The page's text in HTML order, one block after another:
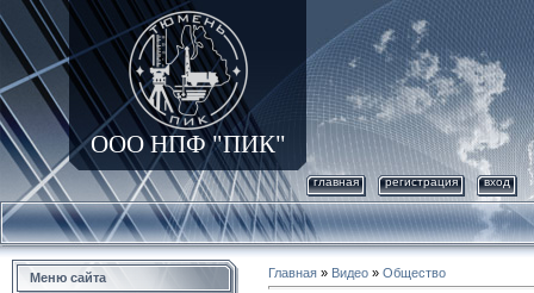
ООО НПФ "ПИК"
главная регистрация вход
Меню сайта Главная » Видео » Общество